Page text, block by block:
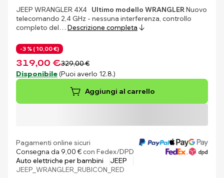
JEEP WRANGLER 4X4 Ultimo modello WRANGLER Nuovo
telecomando 2,4 GHz - nessuna interferenza, controllo
completo del… Descrizione completa
-3 % ( 10,00 €)
319,00 €329,00 €
Disponibile (Puoi averlo 12.8.)
Aggiungi al carrello
Pagamenti online sicuri
Consegna da 9,00 €con Fedex/DPD
Auto elettriche per bambini
JEEP
JEEP_WRANGLER_RUBICON_RED